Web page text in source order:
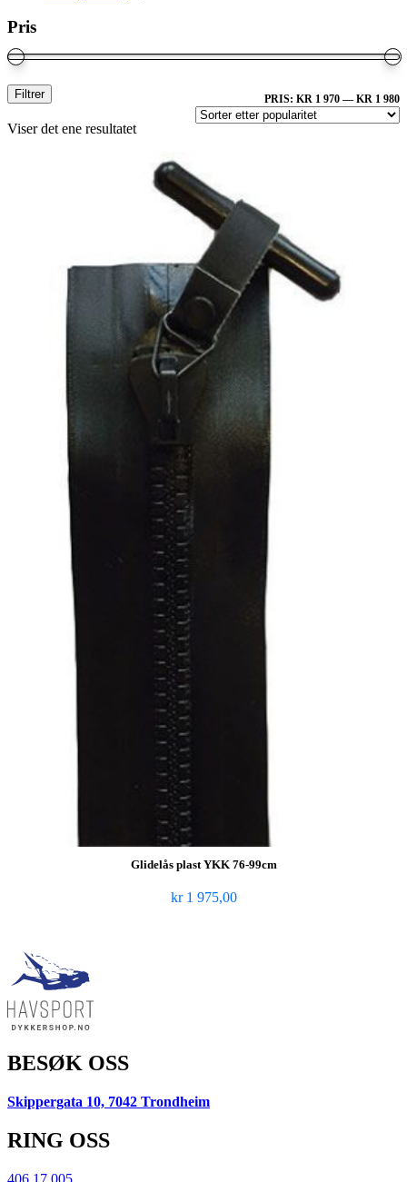
Pris
Filtrer PRIS: KR 1 970 — KR 1 980
Viser det ene resultatet
Glidelås plast YKK 76-99cm
kr1 975,00
BESØK OSS
Skippergata 10, 7042 Trondheim
RING OSS